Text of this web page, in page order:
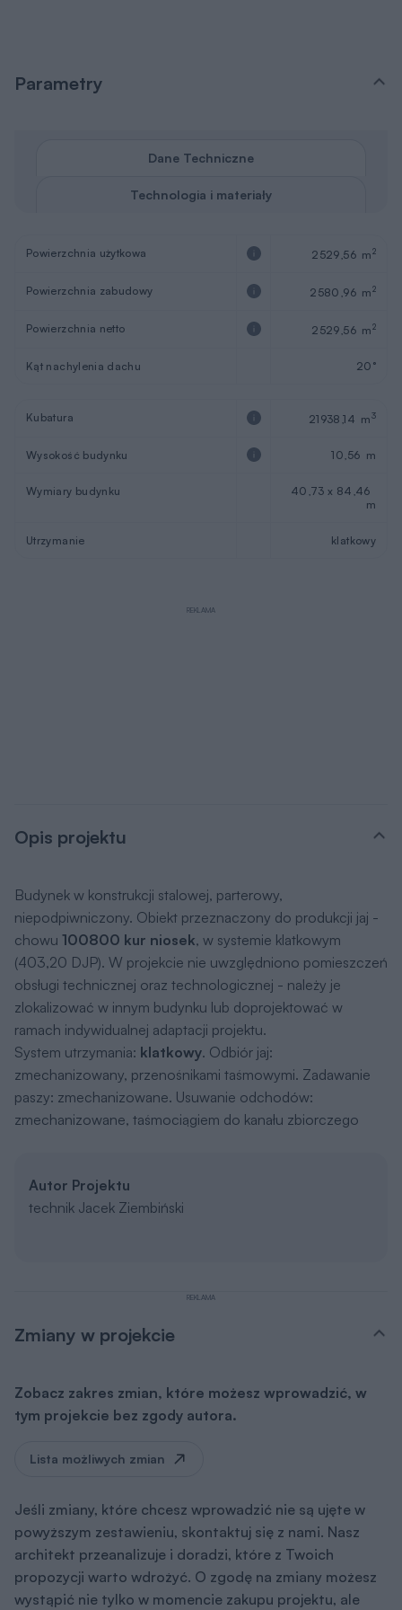
Parametry
Dane Techniczne
Technologia i materiały
Powierzchnia użytkowa 2529,56 m2
Powierzchnia zabudowy 2580,96 m2
Powierzchnia netto 2529,56 m2
Kąt nachylenia dachu 20°
Kubatura 21938,14 m3
Wysokość budynku 10,56 m
Wymiary budynku
40,73 x 84,46
m
Utrzymanie klatkowy
REKLAMA
Opis projektu
Budynek w konstrukcji stalowej, parterowy,
niepodpiwniczony. Obiekt przeznaczony do produkcji jaj -
chowu 100800 kur niosek, w systemie klatkowym
(403,20 DJP). W projekcie nie uwzględniono pomieszczeń
obsługi technicznej oraz technologicznej - należy je
zlokalizować w innym budynku lub doprojektować w
ramach indywidualnej adaptacji projektu.
System utrzymania: klatkowy. Odbiór jaj:
zmechanizowany, przenośnikami taśmowymi. Zadawanie
paszy: zmechanizowane. Usuwanie odchodów:
zmechanizowane, taśmociągiem do kanału zbiorczego
Autor Projektu
technik Jacek Ziembiński
REKLAMA
Zmiany w projekcie
Zobacz zakres zmian, które możesz wprowadzić, w
tym projekcie bez zgody autora.
Lista możliwych zmian
Jeśli zmiany, które chcesz wprowadzić nie są ujęte w
powyższym zestawieniu, skontaktuj się z nami. Nasz
architekt przeanalizuje i doradzi, które z Twoich
propozycji warto wdrożyć. O zgodę na zmiany możesz
wystąpić nie tylko w momencie zakupu projektu, ale